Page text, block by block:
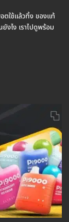
ตใช้แล้วทิ้ง ของแท้
งไง เราไปดูพร้อม